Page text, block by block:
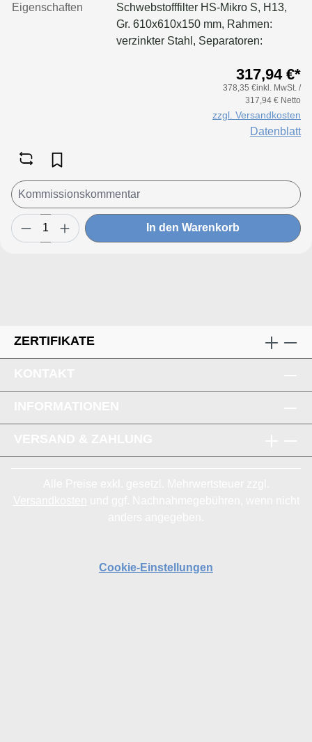
Eigenschaften
Schwebstofffilter HS-Mikro S, H13,
Gr. 610x610x150 mm, Rahmen:
verzinkter Stahl, Separatoren:
317,94 €*
378,35 €inkl. MwSt. /
317,94 € Netto
zzgl. Versandkosten
Datenblatt
In den Warenkorb
ZERTIFIKATE
Cookie-Einstellungen